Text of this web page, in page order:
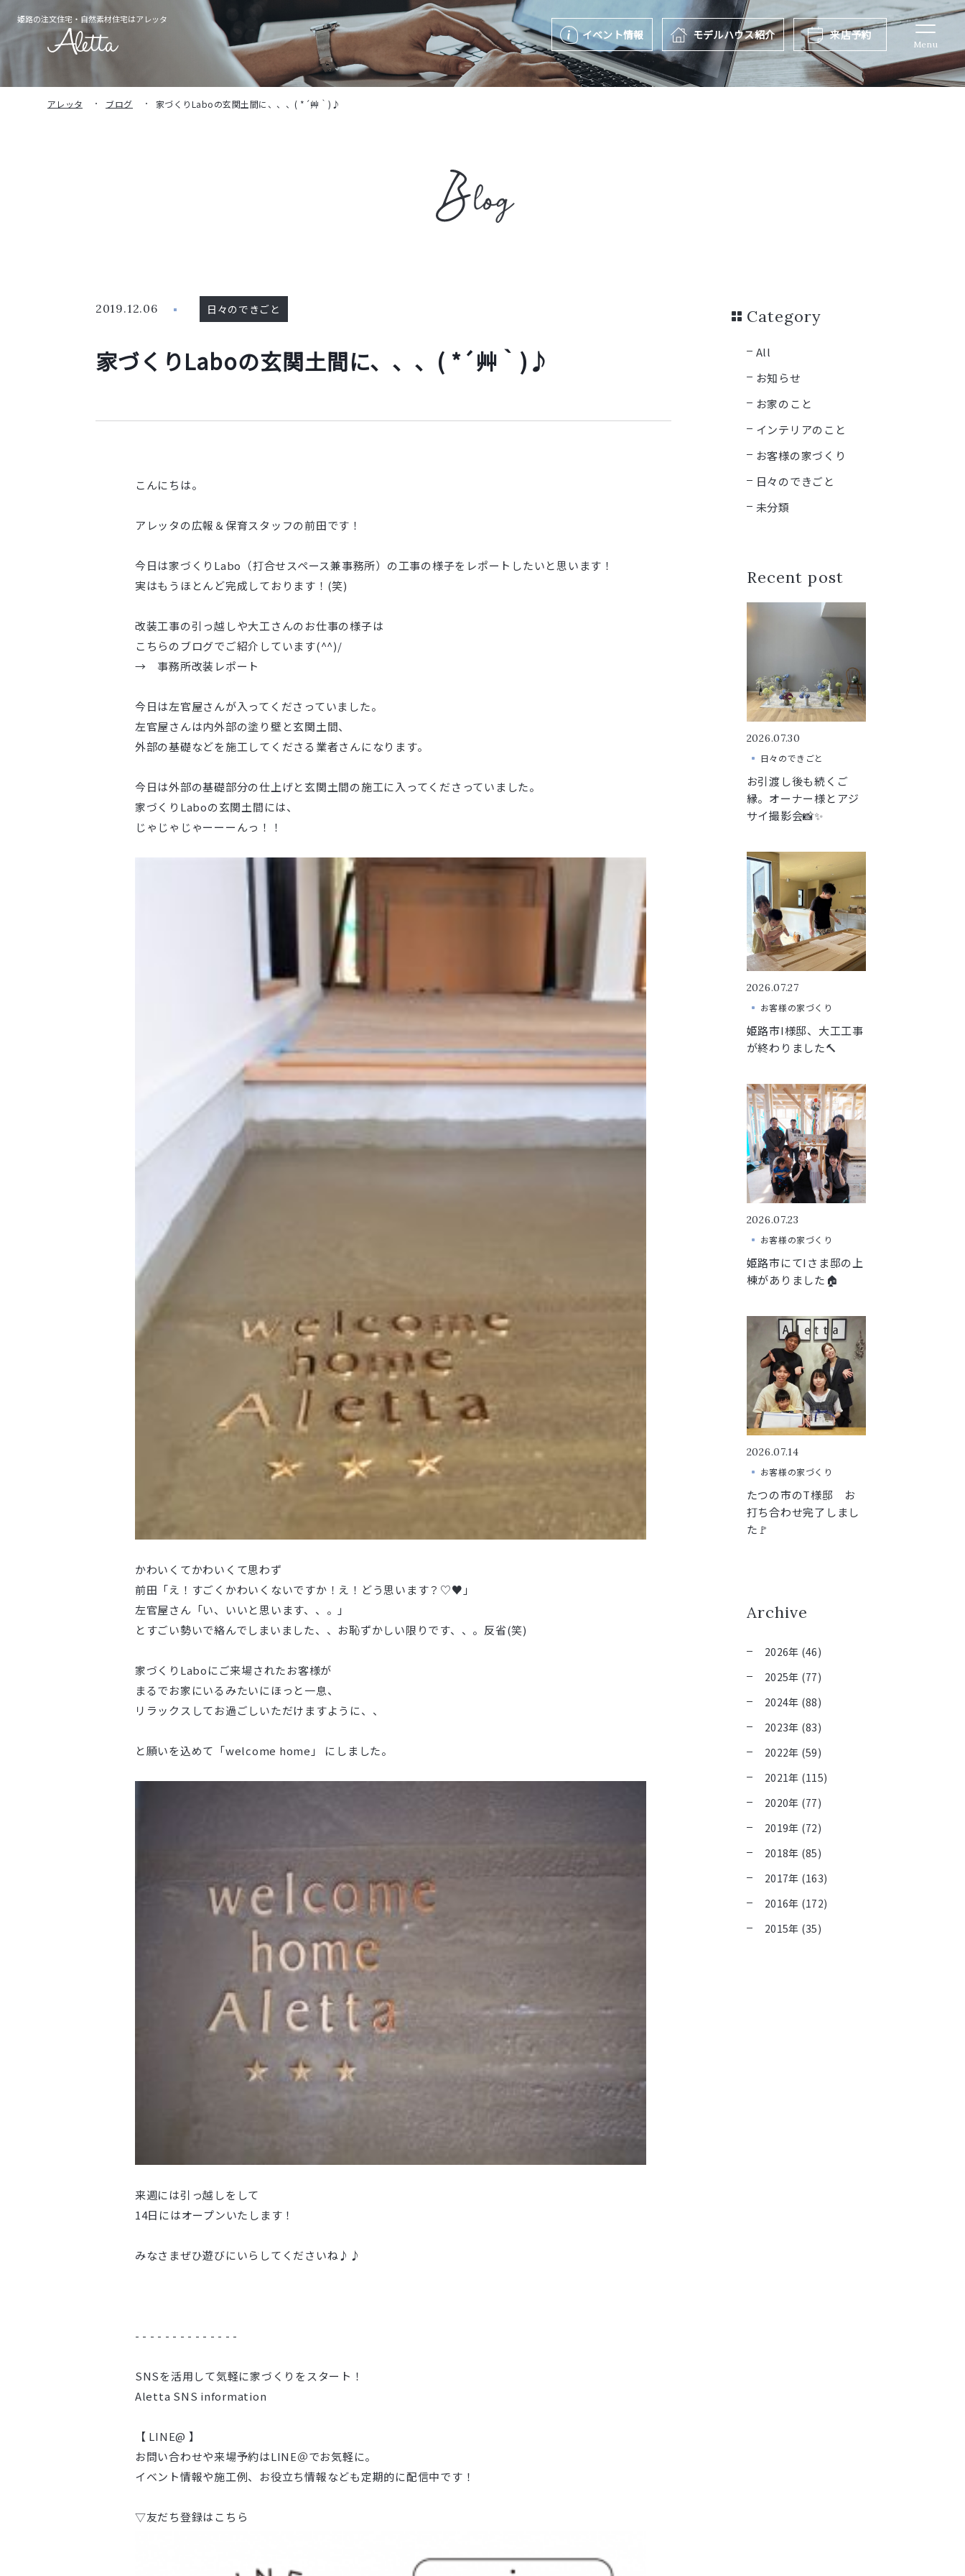
姫路の注文住宅・ 自然素材住宅はアレッタ
イベント情報 モデルハウス紹介 来店予約
Menu
アレッタ ブログ 家づくりLaboの玄関土間に、、、( *´艸｀)♪
2019.12.06 日々のできごと
家づくりLaboの玄関土間に、、、( *´艸｀)♪
こんにちは。
アレッタの広報＆保育スタッフの前田です！
今日は家づくりLabo（打合せスペース兼事務所）の工事の様子をレポートしたいと思います！
実はもうほとんど完成しております！(笑)
改装工事の引っ越しや大工さんのお仕事の様子は
こちらのブログでご紹介しています(^^)/
→事務所改装レポート
今日は左官屋さんが入ってくださっていました。
左官屋さんは内外部の塗り壁と玄関土間、
外部の基礎などを施工してくださる業者さんになります。
今日は外部の基礎部分の仕上げと玄関土間の施工に入ってくださっていました。
家づくりLaboの玄関土間には、
じゃじゃじゃーーーんっ！！
かわいくてかわいくて思わず
前田「え！すごくかわいくないですか！え！どう思います？♡♥」
左官屋さん「い、いいと思います、、。」
とすごい勢いで絡んでしまいました、、お恥ずかしい限りです、、。反省(笑)
家づくりLaboにご来場されたお客様が
まるでお家にいるみたいにほっと一息、
リラックスしてお過ごしいただけますように、、
と願いを込めて「welcome home」 にしました。
来週には引っ越しをして
14日にはオープンいたします！
みなさまぜひ遊びにいらしてくださいね♪♪
- - - - - - - - - - - - - -
SNSを活用して気軽に家づくりをスタート！
Aletta SNS information
【 LINE@ 】
お問い合わせや来場予約はLINE＠でお気軽に。
イベント情報や施工例、お役立ち情報なども定期的に配信中です！
▽友だち登録はこちら
Category
All
お知らせ
お家のこと
インテリアのこと
お客様の家づくり
日々のできごと
未分類
Recent post
2026.07.30
日々のできごと
お引渡し後も続くご
縁。オーナー様とアジ
サイ撮影会📸✨
2026.07.27
お客様の家づくり
姫路市I様邸、大工工事
が終わりました🔨
2026.07.23
お客様の家づくり
姫路市にてIさま邸の上
棟がありました🏠
2026.07.14
お客様の家づくり
たつの市のT様邸 お
打ち合わせ完了しまし
た🚩
Archive
2026年 (46)
2025年 (77)
2024年 (88)
2023年 (83)
2022年 (59)
2021年 (115)
2020年 (77)
2019年 (72)
2018年 (85)
2017年 (163)
2016年 (172)
2015年 (35)